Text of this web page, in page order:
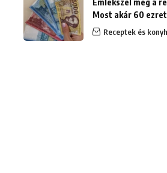
Emlékszel még a
Most akár 60
Receptek és